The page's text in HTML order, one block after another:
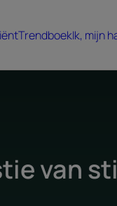
TrendboekIk, mijn
van